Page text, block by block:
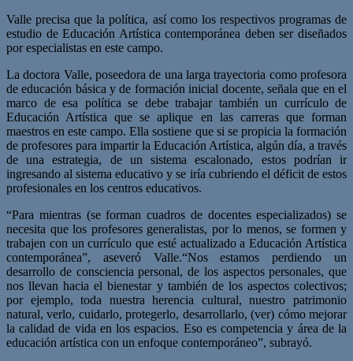
Valle precisa que la política, así como los respectivos programas de
estudio de Educación Artística contemporánea deben ser diseñados
por especialistas en este campo.
La doctora Valle, poseedora de una larga trayectoria como profesora
de educación básica y de formación inicial docente, señala que en el
marco de esa política se debe trabajar también un currículo de
Educación Artística que se aplique en las carreras que forman
maestros en este campo. Ella sostiene que si se propicia la formación
de profesores para impartir la Educación Artística, algún día, a través
de una estrategia, de un sistema escalonado, estos podrían ir
ingresando al sistema educativo y se iría cubriendo el déficit de estos
profesionales en los centros educativos.
“Para mientras (se forman cuadros de docentes especializados) se
necesita que los profesores generalistas, por lo menos, se formen y
trabajen con un currículo que esté actualizado a Educación Artística
contemporánea”, aseveró Valle.“Nos estamos perdiendo un
desarrollo de consciencia personal, de los aspectos personales, que
nos llevan hacia el bienestar y también de los aspectos colectivos;
por ejemplo, toda nuestra herencia cultural, nuestro patrimonio
natural, verlo, cuidarlo, protegerlo, desarrollarlo, (ver) cómo mejorar
la calidad de vida en los espacios. Eso es competencia y área de la
educación artística con un enfoque contemporáneo”, subrayó.